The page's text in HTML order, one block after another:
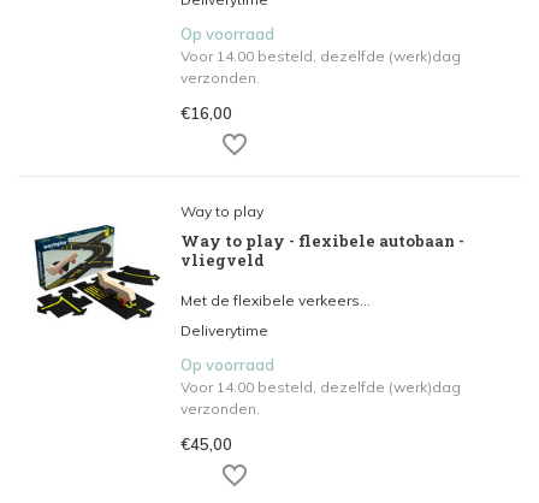
Op voorraad
Voor 14.00 besteld, dezelfde (werk)dag
verzonden.
€16,00
Way to play
Way to play - flexibele autobaan -
vliegveld
Met de flexibele verkeers...
Deliverytime
Op voorraad
Voor 14.00 besteld, dezelfde (werk)dag
verzonden.
€45,00